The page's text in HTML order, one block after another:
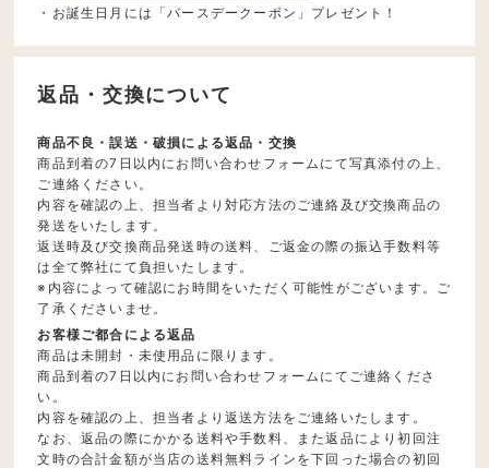
・お誕生日月には「バースデークーポン」プレゼント！
返品・交換について
商品不良・誤送・破損による返品・交換
商品到着の7日以内にお問い合わせフォームにて写真添付の上、
ご連絡ください。
内容を確認の上、担当者より対応方法のご連絡及び交換商品の
発送をいたします。
返送時及び交換商品発送時の送料、ご返金の際の振込手数料等
は全て弊社にて負担いたします。
※内容によって確認にお時間をいただく可能性がございます。ご
了承くださいませ。
お客様ご都合による返品
商品は未開封・未使用品に限ります。
商品到着の7日以内にお問い合わせフォームにてご連絡くださ
い。
内容を確認の上、担当者より返送方法をご連絡いたします。
なお、返品の際にかかる送料や手数料、また返品により初回注
文時の合計金額が当店の送料無料ラインを下回った場合の初回